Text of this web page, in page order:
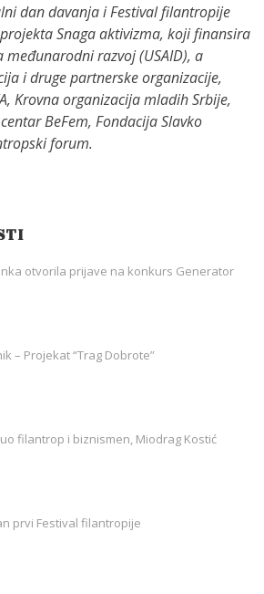
dan davanja i Festival filantropije
Snaga aktivizma, koji finansira
međunarodni razvoj (USAID), a
i druge partnerske organizacije,
Krovna organizacija mladih Srbije,
BeFem, Fondacija Slavko
forum.
otvorila prijave na konkurs Generator
– Projekat “Trag Dobrote”
filantrop i biznismen, Miodrag Kostić
prvi Festival filantropije